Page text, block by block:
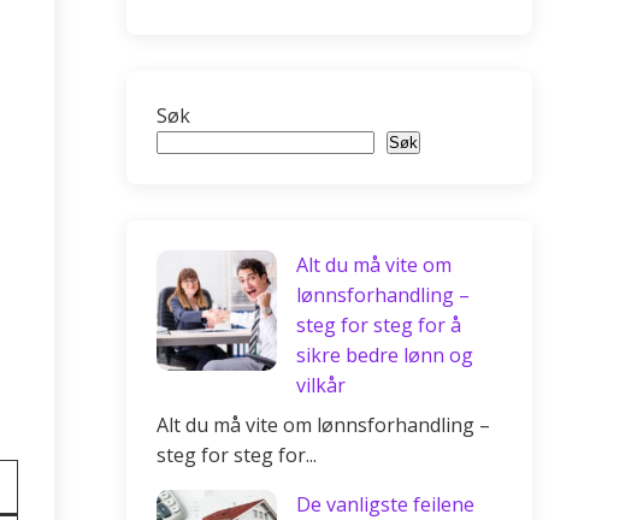
Søk
Søk
Alt du må vite om
lønnsforhandling –
steg for steg for å
sikre bedre lønn og
vilkår
Alt du må vite om lønnsforhandling –
steg for steg for...
De vanligste feilene